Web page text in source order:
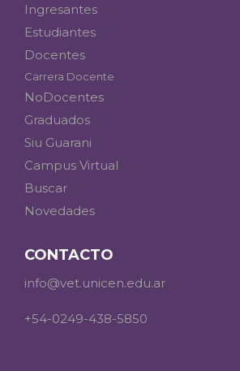
Ingresantes
Estudiantes
Docentes
Carrera Docente
NoDocentes
Graduados
Siu Guarani
Campus Virtual
Buscar
Novedades
CONTACTO
info@vet.unicen.edu.ar
+54-0249-438-5850